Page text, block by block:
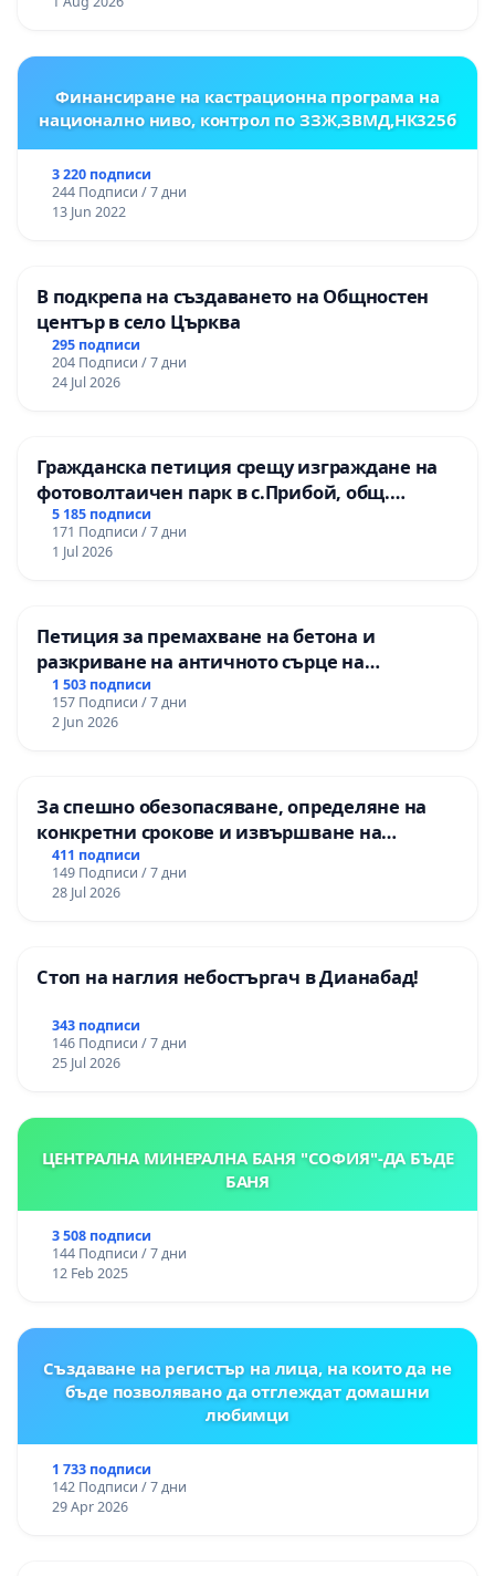
Финансиране на кастрационна програма на
национално ниво, контрол по ЗЗЖ,ЗВМД,НК325б
3 220 подписи
244 Подписи / 7 дни
13 Jun 2022
В подкрепа на създаването на Общностен
център в село Църква
295 подписи
204 Подписи / 7 дни
24 Jul 2026
Гражданска петиция срещу изграждане на
фотоволтаичен парк в с.Прибой, общ.
Радомир
5 185 подписи
171 Подписи / 7 дни
1 Jul 2026
Петиция за премахване на бетона и
разкриване на античното сърце на
Могиланската могила във Враца
1 503 подписи
157 Подписи / 7 дни
2 Jun 2026
За спешно обезопасяване, определяне на
конкретни срокове и извършване на
цялостна рехабилитация на
републиканския път между пътен възел АМ
„Тракия“ - гр. Ихтиман - с. Мирово - к.к.
411 подписи
149 Подписи / 7 дни
28 Jul 2026
Стоп на наглия небостъргач в Дианабад!
343 подписи
146 Подписи / 7 дни
25 Jul 2026
ЦЕНТРАЛНА МИНЕРАЛНА БАНЯ "СОФИЯ"-ДА БЪДЕ
БАНЯ
3 508 подписи
144 Подписи / 7 дни
12 Feb 2025
Създаване на регистър на лица, на които да не
бъде позволявано да отглеждат домашни
любимци
1 733 подписи
142 Подписи / 7 дни
29 Apr 2026